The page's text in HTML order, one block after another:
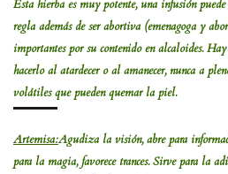
Esta hierba es muy potente, una infusión
regla además de ser abortiva (emenagoga y
importantes por su contenido en alcaloides.
hacerlo al atardecer o al amanecer, nunca a
volátiles que pueden quemar la piel.
Artemisa:Agudiza la visión, abre para
para la magia, favorece trances. Sirve para la